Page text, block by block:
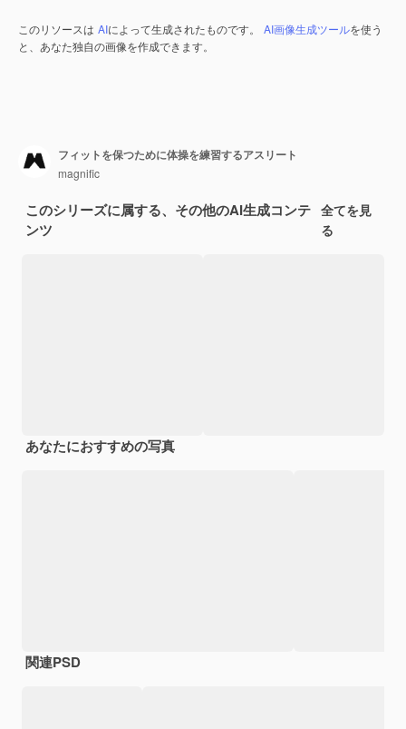
このリソースは AIによって生成されたものです。 AI画像生成ツールを使う
と、あなた独自の画像を作成できます。
フィットを保つために体操を練習するアスリート
magnific
このシリーズに属する、その他のAI生成コンテ
ンツ
全てを見
る
あなたにおすすめの写真
関連PSD